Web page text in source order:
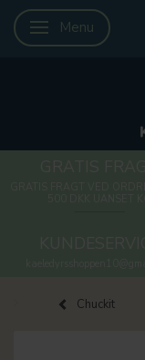
Skifte navigation
Menu
Chuckit